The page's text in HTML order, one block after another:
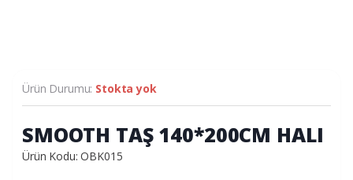
Ürün Durumu: Stokta yok
SMOOTH TAŞ 140*200CM HALI
Ürün Kodu: OBK015